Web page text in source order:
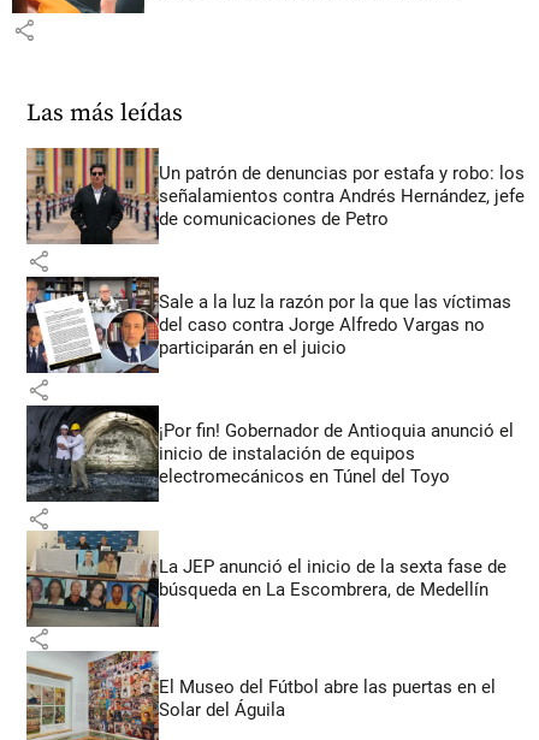
share
Las más leídas
Un patrón de denuncias por estafa y robo: los
señalamientos contra Andrés Hernández, jefe
de comunicaciones de Petro
share
Sale a la luz la razón por la que las víctimas
del caso contra Jorge Alfredo Vargas no
participarán en el juicio
share
¡Por fin! Gobernador de Antioquia anunció el
inicio de instalación de equipos
electromecánicos en Túnel del Toyo
share
La JEP anunció el inicio de la sexta fase de
búsqueda en La Escombrera, de Medellín
share
El Museo del Fútbol abre las puertas en el
Solar del Águila